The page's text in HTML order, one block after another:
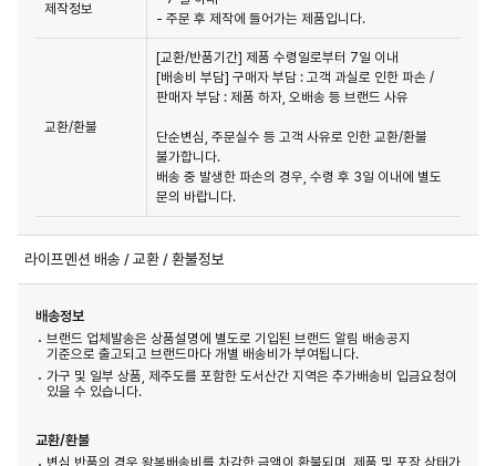
제작정보
- 주문 후 제작에 들어가는 제품입니다.
교환/환불
[교환/반품기간] 제품 수령일로부터 7일 이내
[배송비 부담] 구매자 부담 : 고객 과실로 인한 파손 /
판매자 부담 : 제품 하자, 오배송 등 브랜드 사유
단순변심, 주문실수 등 고객 사유로 인한 교환/환불
불가합니다.
배송 중 발생한 파손의 경우, 수령 후 3일 이내에 별도
문의 바랍니다.
라이프멘션 배송 / 교환 / 환불정보
배송정보
브랜드 업체발송은 상품설명에 별도로 기입된 브랜드 알림 배송공지
기준으로 출고되고 브랜드마다 개별 배송비가 부여됩니다.
가구 및 일부 상품, 제주도를 포함한 도서산간 지역은 추가배송비 입금요청이
있을 수 있습니다.
교환/환불
변심 반품의 경우 왕복배송비를 차감한 금액이 환불되며, 제품 및 포장 상태가